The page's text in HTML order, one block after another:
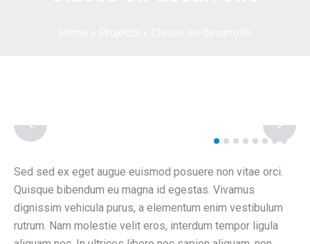
Sed sed ex eget augue euismod posuere non vitae orci.
Quisque bibendum eu magna id egestas. Vivamus
dignissim vehicula purus, a elementum enim vestibulum
rutrum. Nam molestie velit eros, interdum tempor ligula